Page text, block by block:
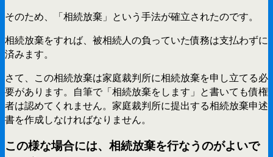
そのため、「相続放棄」という手法が確立されたのです。
相続放棄をすれば、被相続人の負っていた債務は支払わずに
済みます。
さて、この相続放棄は家庭裁判所に相続放棄を申し立てる必
要があります。自筆で「相続放棄をします」と書いても債権
者は認めてくれません。家庭裁判所に提出する相続放棄申述
書を作成しなければなりません。
この様な場合には、相続放棄を行なうのがよいで